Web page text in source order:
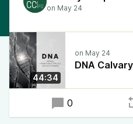
44:34
DNA
0